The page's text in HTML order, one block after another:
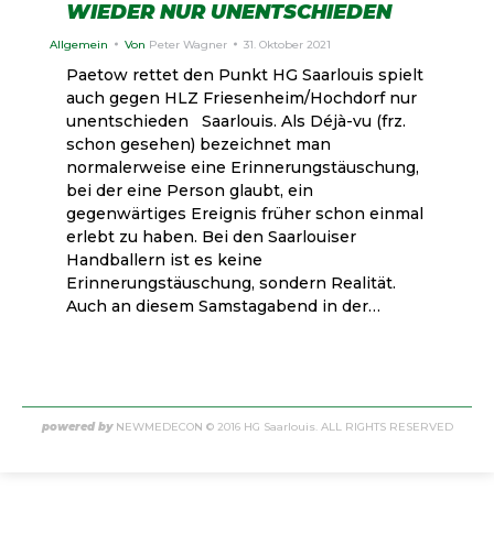
WIEDER NUR UNENTSCHIEDEN
Allgemein Von Peter Wagner 31. Oktober 2021
Paetow rettet den Punkt HG Saarlouis spielt
auch gegen HLZ Friesenheim/Hochdorf nur
unentschieden Saarlouis. Als Déjà-vu (frz.
schon gesehen) bezeichnet man
normalerweise eine Erinnerungstäuschung,
bei der eine Person glaubt, ein
gegenwärtiges Ereignis früher schon einmal
erlebt zu haben. Bei den Saarlouiser
Handballern ist es keine
Erinnerungstäuschung, sondern Realität.
Auch an diesem Samstagabend in der…
powered by NEWMEDECON © 2016 HG Saarlouis. ALL RIGHTS RESERVED